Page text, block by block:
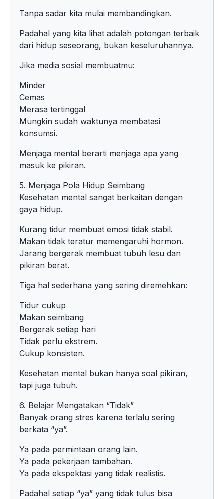
Tanpa sadar kita mulai membandingkan.
Padahal yang kita lihat adalah potongan terbaik
dari hidup seseorang, bukan keseluruhannya.
Jika media sosial membuatmu:
Minder
Cemas
Merasa tertinggal
Mungkin sudah waktunya membatasi
konsumsi.
Menjaga mental berarti menjaga apa yang
masuk ke pikiran.
5. Menjaga Pola Hidup Seimbang
Kesehatan mental sangat berkaitan dengan
gaya hidup.
Kurang tidur membuat emosi tidak stabil.
Makan tidak teratur memengaruhi hormon.
Jarang bergerak membuat tubuh lesu dan
pikiran berat.
Tiga hal sederhana yang sering diremehkan:
Tidur cukup
Makan seimbang
Bergerak setiap hari
Tidak perlu ekstrem.
Cukup konsisten.
Kesehatan mental bukan hanya soal pikiran,
tapi juga tubuh.
6. Belajar Mengatakan “Tidak”
Banyak orang stres karena terlalu sering
berkata “ya”.
Ya pada permintaan orang lain.
Ya pada pekerjaan tambahan.
Ya pada ekspektasi yang tidak realistis.
Padahal setiap “ya” yang tidak tulus bisa